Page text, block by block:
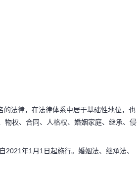
的法律，在法律体系中居于基础性地位，也
物权、合同、人格权、婚姻家庭、继承、侵
年1月1日起施行。婚姻法、继承法、